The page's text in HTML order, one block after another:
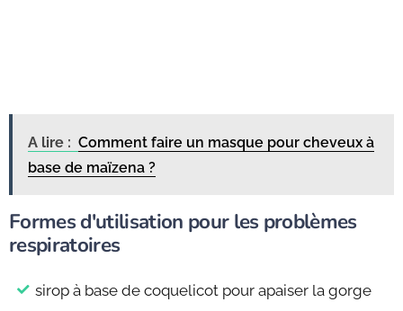
A lire : Comment faire un masque pour cheveux à
base de maïzena ?
Formes d'utilisation pour les problèmes
respiratoires
sirop à base de coquelicot pour apaiser la gorge